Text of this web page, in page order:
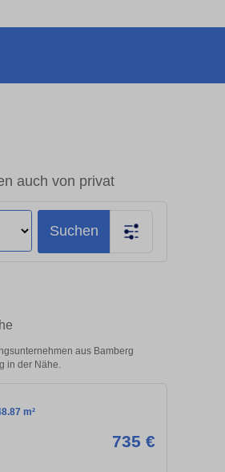
auch von privat
Suchen
aus Bamberg
in der Nähe.
m²
735 €